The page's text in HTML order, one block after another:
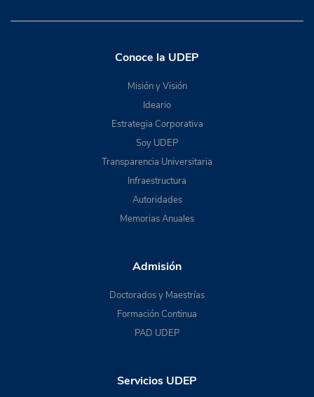
Conoce la UDEP
Misión y Visión
Ideario
Estrategia Corporativa
Soy UDEP
Transparencia Universitaria
Infraestructura
Autoridades
Memorias Anuales
Admisión
Doctorados y Maestrías
Formación Continua
PAD UDEP
Servicios UDEP